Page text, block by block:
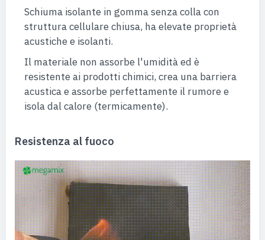
Schiuma isolante in gomma senza colla con
struttura cellulare chiusa, ha elevate proprietà
acustiche e isolanti.
Il materiale non assorbe l'umidità ed è
resistente ai prodotti chimici, crea una barriera
acustica e assorbe perfettamente il rumore e
isola dal calore (termicamente).
Resistenza al fuoco